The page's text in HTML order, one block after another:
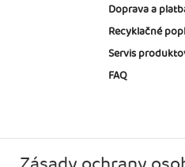
Doprava a
Recyklačné
Servis
FAQ